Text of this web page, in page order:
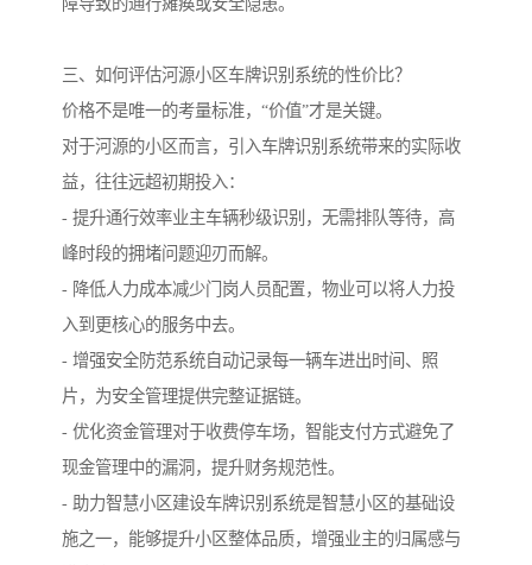
三、如何评估河源小区车牌识别系统的性价比？
价格不是唯一的考量标准，“价值”才是关键。
对于河源的小区而言，引入车牌识别系统带来的实际收
益，往往远超初期投入：
- 提升通行效率业主车辆秒级识别，无需排队等待，高
峰时段的拥堵问题迎刃而解。
- 降低人力成本减少门岗人员配置，物业可以将人力投
入到更核心的服务中去。
- 增强安全防范系统自动记录每一辆车进出时间、照
片，为安全管理提供完整证据链。
- 优化资金管理对于收费停车场，智能支付方式避免了
现金管理中的漏洞，提升财务规范性。
- 助力智慧小区建设车牌识别系统是智慧小区的基础设
施之一，能够提升小区整体品质，增强业主的归属感与